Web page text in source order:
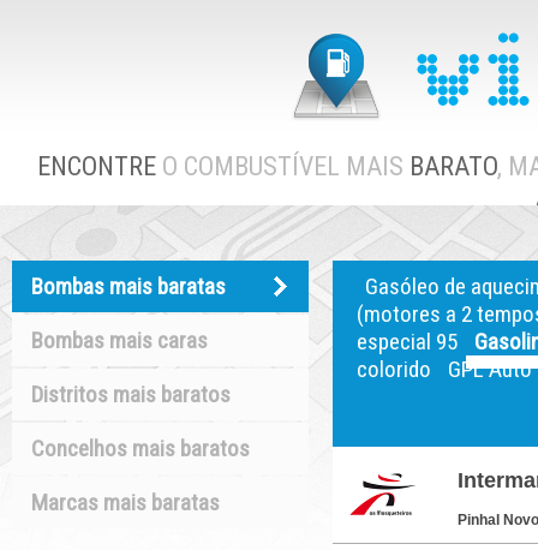
ENCONTRE O COMBUSTÍVEL MAIS BARATO,
Bombas mais baratas
Bombas mais caras
Distritos mais baratos
Concelhos mais baratos
Marcas mais baratas
Gasóleo de
(motores a 2
especial 95
colorido
GPL Auto
Pinhal